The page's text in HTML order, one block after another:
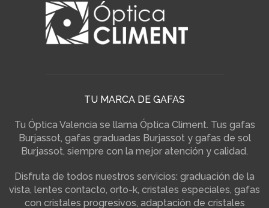
TU MARCA DE GAFAS
Tu Óptica Valencia se llama Óptica Climent. Tus gafas
Burjassot, gafas graduadas Burjassot y gafas de sol
Burjassot, siempre con la mejor atención y calidad.
Disfruta de todos nuestros servicios: graduación de la
vista, lentes contacto, orto-k, cristales especiales, gafas
con cristales progresivos, adaptación de cristales